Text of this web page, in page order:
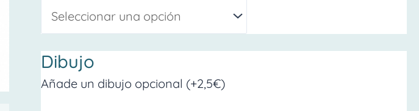
Dibujo
Añade un dibujo opcional (+2,5€)